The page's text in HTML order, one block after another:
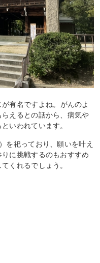
有名ですよね。がんのよ
えるとの話から、病気や
いわれています。
を祀っており、願いを叶え
に挑戦するのもおすすめ
くれるでしょう。